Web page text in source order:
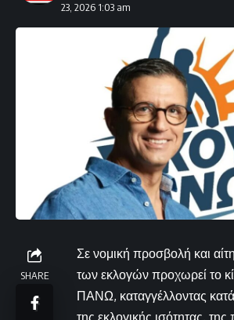
23, 2026 1:03 am
SHARE
Σε νομική προσβολή και
των εκλογών προχωρεί το
ΠΑΝΩ, καταγγέλλοντας
της εκλογικής ισότητας,